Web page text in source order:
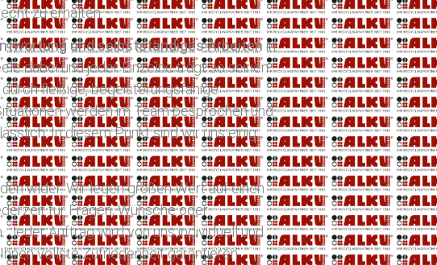
zu erhalten.
und selbstständiges Arbeiten in
dabei und jeder Einzelne trägt so seinen
fleißige, begeisterungsfähige
werden im Team besprochen und
In diesem Punkt sind wir uns einig
wider. Wir legen großen Wert auf einen
für Fragen, Wünsche oder
Jeder Auftrag wird von uns individuell und
vollste Zufriedenheit garantieren